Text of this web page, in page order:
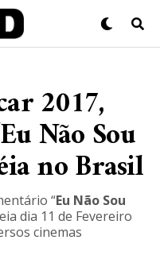
2017,
Não Sou
no Brasil
“Eu Não Sou
dia 11 de Fevereiro
cinemas